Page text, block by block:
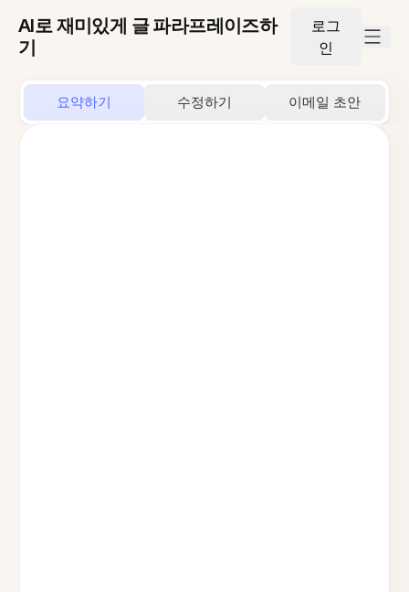
AI로 재미있게 글 파라프레이즈하
기
로그
인
요약하기 수정하기 이메일 초안